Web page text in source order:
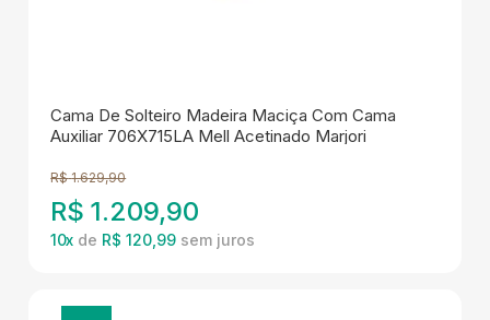
Cama De Solteiro Madeira Maciça Com Cama
Auxiliar 706X715LA Mell Acetinado Marjori
R$ 1.629,90
R$ 1.209,90
10x de R$ 120,99